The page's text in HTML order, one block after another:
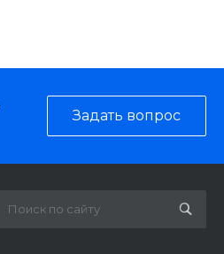
Задать вопрос